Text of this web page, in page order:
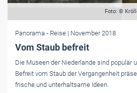
Foto: ©
Panorama - Reise | November 2018
Vom Staub befreit
Die Museen der Niederlande sind populär
Befreit vom Staub der Vergangenheit
frische und unterhaltsame Ideen.